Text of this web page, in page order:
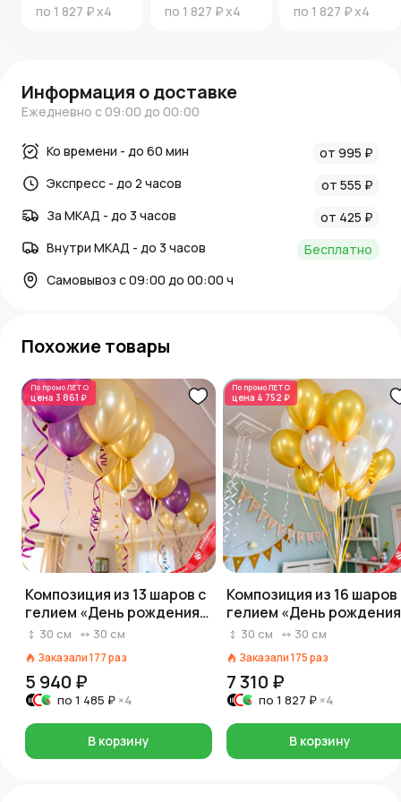
по 1 827 ₽x4 по 1 827 ₽x4 по 1 827 ₽x4
Информация о доставке
Ежедневно с 09:00 до 00:00
Ко времени - до 60 мин
от 995 ₽
Экспресс - до 2 часов
от 555 ₽
За МКАД - до 3 часов
от 425 ₽
Внутри МКАД - до 3 часов
Бесплатно
Самовывоз с 09:00 до 00:00 ч
Похожие товары
По промоЛЕТО
цена 3 861 ₽
Композиция из 13 шаров с
гелием «День рождения»,
вар. 13
30 см 30 см
Заказали177раз
5 940 ₽
по 1 485 ₽ ×4
В корзину
По промоЛЕТО
цена 4 752 ₽
Композиция из 16 шаров
гелием «День
30 см 30 см
Заказали175раз
7 310 ₽
по 1 827 ₽ ×4
В корзину